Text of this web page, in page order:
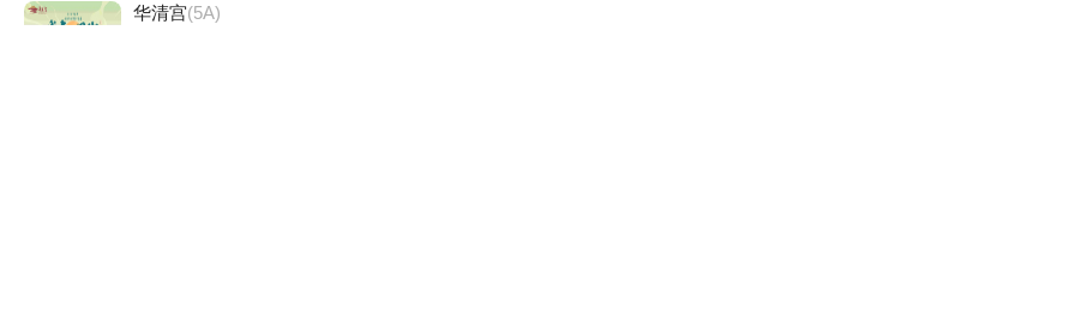
华清宫(5A)